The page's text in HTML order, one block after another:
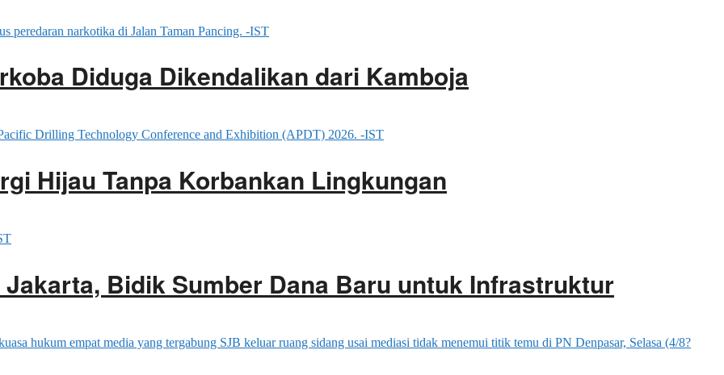
Diduga Dikendalikan dari Kamboja
Hijau Tanpa Korbankan Lingkungan
Bidik Sumber Dana Baru untuk Infrastruktur